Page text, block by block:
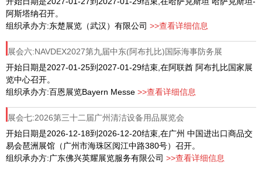
阿斯塔纳召开。
组织承办方:东楚展览（武汉）有限公司 >>查看详细信息
展会六:NAVDEX2027第九届中东(阿布扎比)国际海事防务展
开始日期是2027-01-25到2027-01-29结束,在阿联酋 阿布扎比国家展
览中心召开。
组织承办方:百恩展览Bayern Messe >>查看详细信息
展会七:2026第三十二届广州清洁设备用品展览会
开始日期是2026-12-18到2026-12-20结束,在广州 中国进出口商品交
易会琶洲展馆（广州市海珠区阅江中路380号）召开。
组织承办方:广东佛兴英耀展览服务有限公司 >>查看详细信息